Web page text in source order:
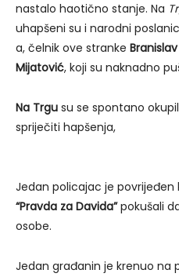
nastalo haotično stanje. Na
uhapšeni su i narodni
a, čelnik ove stranke
Mijatović, koji su naknadno
Na Trgu su se spontano
spriječiti hapšenja,
Jedan policajac je povrijeđen
“Pravda za Davida”pokušali
osobe.
Jedan građanin je krenuo na